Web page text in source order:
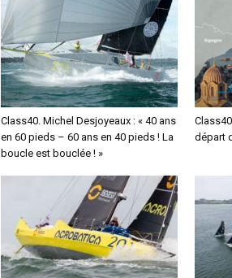
Class40. Michel Desjoyeaux : « 40 ans
en 60 pieds – 60 ans en 40 pieds ! La
boucle est bouclée ! »
départ